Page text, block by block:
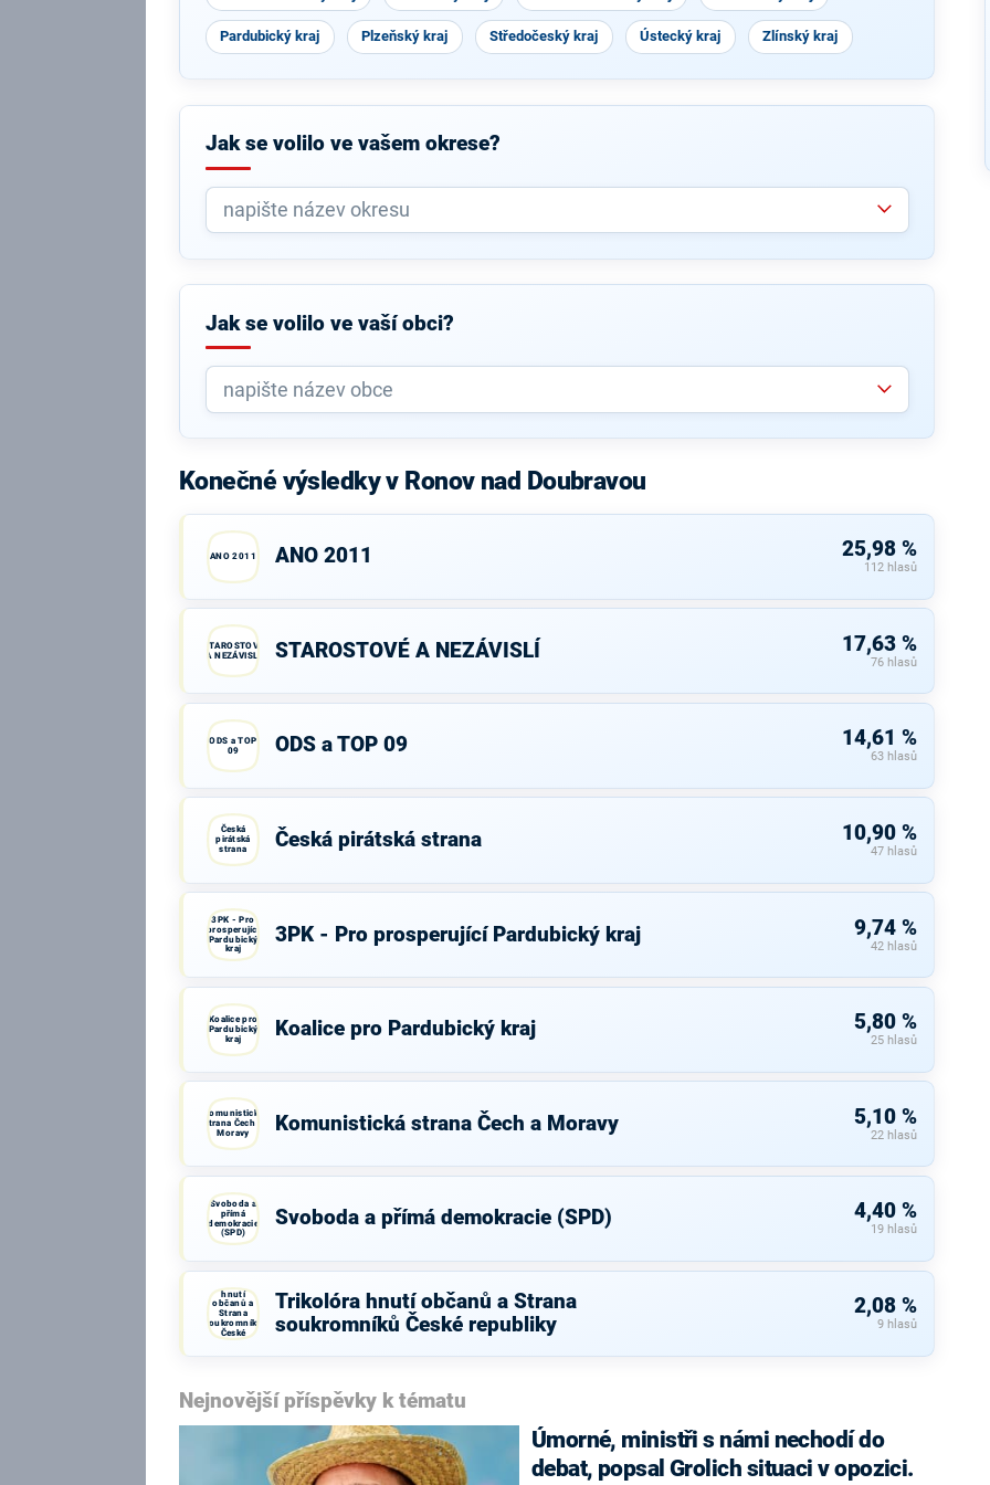
Pardubický kraj Plzeňský kraj Středočeský kraj Ústecký kraj Zlínský kraj
Jak se volilo ve vašem okrese?
Jak se volilo ve vaší obci?
Konečné výsledky v Ronov nad Doubravou
ANO 2011 ANO 2011 25,98 %
112 hlasů
STAROSTOVÉ
A NEZÁVISLÍ
STAROSTOVÉ A NEZÁVISLÍ 17,63 %
76 hlasů
ODS a TOP
09
ODS a TOP 09 14,61 %
63 hlasů
Česká
pirátská
strana
Česká pirátská strana 10,90 %
47 hlasů
3PK - Pro
prosperující
Pardubický
kraj
3PK - Pro prosperující Pardubický kraj 9,74 %
42 hlasů
Koalice pro
Pardubický
kraj
Koalice pro Pardubický kraj 5,80 %
25 hlasů
Komunistická
strana Čech a
Moravy
Komunistická strana Čech a Moravy 5,10 %
22 hlasů
Svoboda a
přímá
demokracie
(SPD)
Svoboda a přímá demokracie (SPD) 4,40 %
19 hlasů
hnutí
občanů a
Strana
soukromníků
České
republiky
Trikolóra hnutí občanů a Strana
soukromníků České republiky
2,08 %
9 hlasů
Nejnovější příspěvky k tématu
Úmorné, ministři s námi nechodí do
debat, popsal Grolich situaci v opozici.